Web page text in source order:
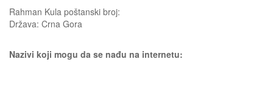
Rahman Kula poštanski broj:
Država: Crna Gora
Nazivi koji mogu da se nađu na internetu: